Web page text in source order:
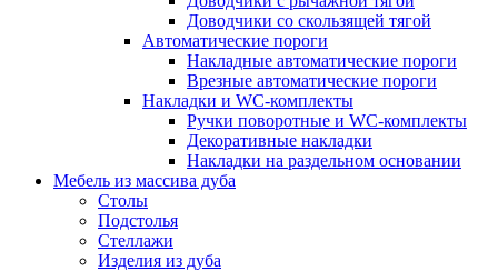
Доводчики со скользящей тягой
Автоматические пороги
Накладные автоматические пороги
Врезные автоматические пороги
Накладки и WC-комплекты
Ручки поворотные и WC-комплекты
Декоративные накладки
Накладки на раздельном основании
Мебель из массива дуба
Столы
Подстолья
Стеллажи
Изделия из дуба